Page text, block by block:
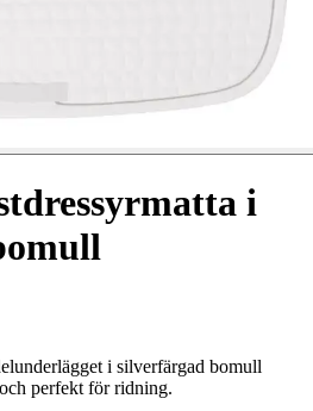
i
i silverfärgad bomull
perfekt för ridning.